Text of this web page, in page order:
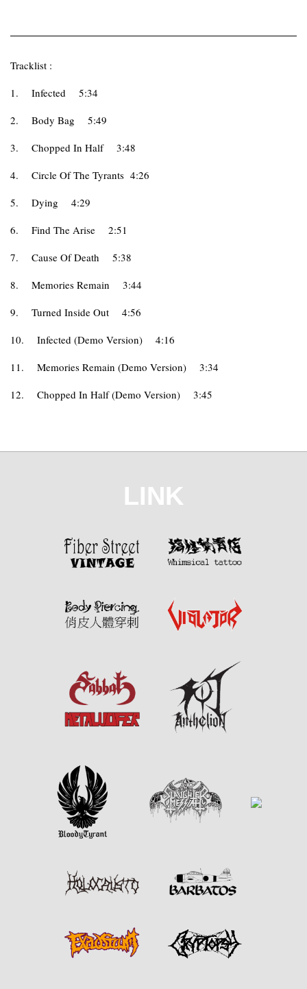
Tracklist :
1.
Infected
5:34
2.
Body Bag
5:49
3.
Chopped In Half
3:48
4.
Circle Of The Tyrants 4:26
5.
Dying
4:29
6.
Find The Arise
2:51
7.
Cause Of Death
5:38
8.
Memories Remain
3:44
9.
Turned Inside Out
4:56
10.
Infected (Demo Version)
4:16
11.
Memories Remain (Demo Version)
3:34
12.
Chopped In Half (Demo Version) 3:45
LINK